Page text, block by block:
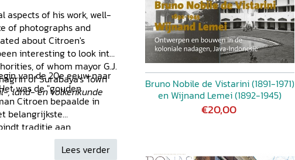
aspects of his work, well-
of photographs and
about Citroen's
interesting to look into
of whom mayor G.J.
of Surabaya's Town
, land- en volkenkunde
van de 20e eeuw naar
was de "gouden
Citroen bepaalde in
belangrijkste
traditie aan
ingesteld op een tropisch
voor Borsumij is een
Lees verder
Bruno Nobile de Vistarini (1891-1971)
en Wijnand Lemei (1892-1945)
€20,00